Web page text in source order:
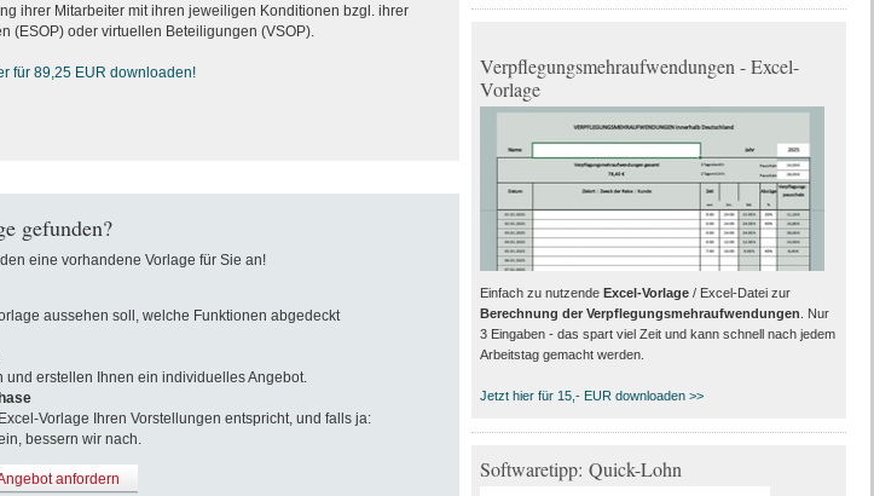
ihrer Mitarbeiter mit ihren jeweiligen Konditionen bzgl. ihrer
(ESOP) oder virtuellen Beteiligungen (VSOP).
für 89,25 EUR downloaden!
gefunden?
eine vorhandene Vorlage für Sie an!
aussehen soll, welche Funktionen abgedeckt
und erstellen Ihnen ein individuelles Angebot.
Vorlage Ihren Vorstellungen entspricht, und falls ja:
bessern wir nach.
anfordern
Verpflegungsmehraufwendungen - Excel-
Vorlage
Einfach zu nutzende Excel-Vorlage/ Excel-Datei zur
Berechnung der Verpflegungsmehraufwendungen. Nur
3 Eingaben - das spart viel Zeit und kann schnell nach jedem
Arbeitstag gemacht werden.
Jetzt hier für 15,- EUR downloaden >>
Softwaretipp: Quick-Lohn